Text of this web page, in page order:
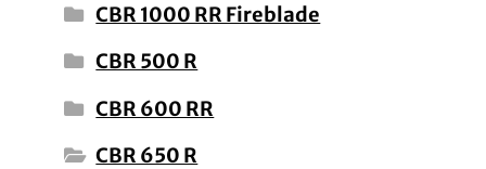
CBR 1000 RR Fireblade
CBR 500 R
CBR 600 RR
CBR 650 R